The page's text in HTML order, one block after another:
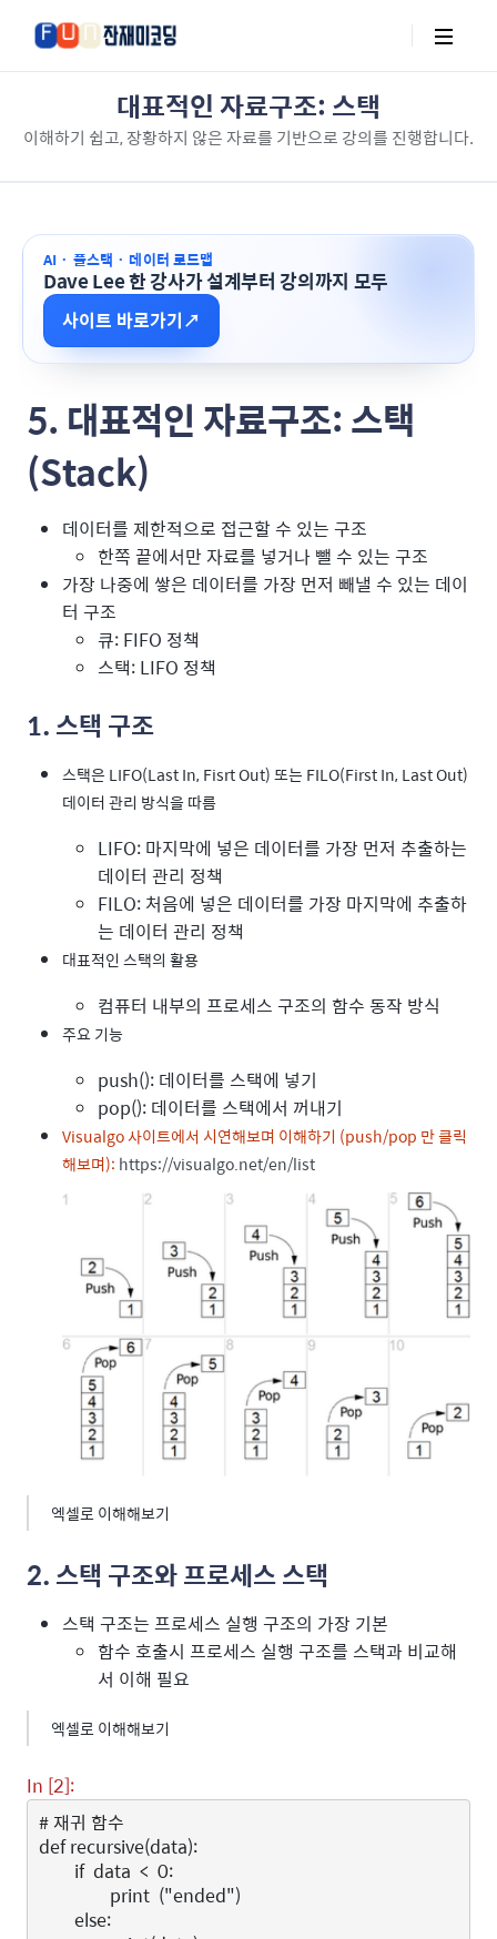
대표적인 자료구조: 스택
이해하기 쉽고, 장황하지 않은 자료를 기반으로 강의를 진행합니다.
AI · 풀스택 · 데이터 로드맵
Dave Lee 한 강사가 설계부터 강의까지 모두
사이트 바로가기↗
5. 대표적인 자료구조: 스택
(Stack)
데이터를 제한적으로 접근할 수 있는 구조
한쪽 끝에서만 자료를 넣거나 뺄 수 있는 구조
가장 나중에 쌓은 데이터를 가장 먼저 빼낼 수 있는 데이
터 구조
큐: FIFO 정책
스택: LIFO 정책
1. 스택 구조
스택은 LIFO(Last In, Fisrt Out) 또는 FILO(First In, Last Out)
데이터 관리 방식을 따름
LIFO: 마지막에 넣은 데이터를 가장 먼저 추출하는
데이터 관리 정책
FILO: 처음에 넣은 데이터를 가장 마지막에 추출하
는 데이터 관리 정책
대표적인 스택의 활용
컴퓨터 내부의 프로세스 구조의 함수 동작 방식
주요 기능
push(): 데이터를 스택에 넣기
pop(): 데이터를 스택에서 꺼내기
Visualgo 사이트에서 시연해보며 이해하기 (push/pop 만 클릭
해보며): https://visualgo.net/en/list
엑셀로 이해해보기
2. 스택 구조와 프로세스 스택
스택 구조는 프로세스 실행 구조의 가장 기본
함수 호출시 프로세스 실행 구조를 스택과 비교해
서 이해 필요
엑셀로 이해해보기
In [2]:
# 재귀 함수
def recursive(data):
if data < 0:
print ("ended")
else: